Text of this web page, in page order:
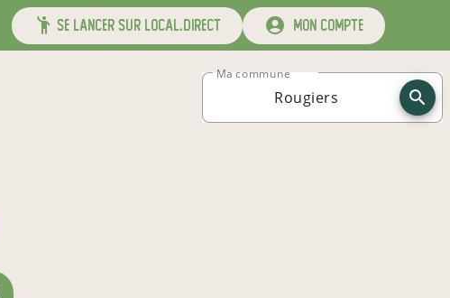
se lancer sur local.direct mon compte
Ma commune